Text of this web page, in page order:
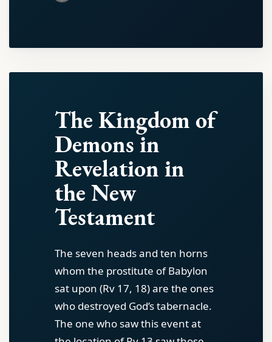
The Kingdom of
Demons in
Revelation in
the New
Testament
The seven heads and ten horns
whom the prostitute of Babylon
sat upon (Rv 17, 18) are the ones
who destroyed God’s tabernacle.
The one who saw this event at